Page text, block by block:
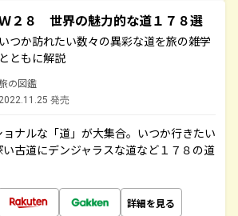
２８ 世界の魅力的な道１７８選
いつか訪れたい数々の異彩な道を旅の雑学
とともに解説
の図鑑
2022.11.25 発売
ナルな「道」が大集合。いつか行きたい
古道にデンジャラスな道など１７８の道
詳細を見る